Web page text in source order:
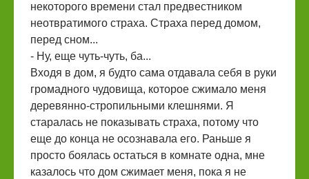
некоторого времени стал предвестником
неотвратимого страха. Страха перед домом,
перед сном...
- Ну, еще чуть-чуть, ба...
Входя в дом, я будто сама отдавала себя в руки
громадного чудовища, которое сжимало меня
деревянно-стропильными клешнями. Я
старалась не показывать страха, потому что
еще до конца не осознавала его. Раньше я
просто боялась остаться в комнате одна, мне
казалось что дом сжимает меня, пока я не